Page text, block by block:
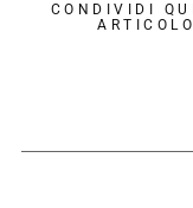
CONDIVIDI
ARTICOLO